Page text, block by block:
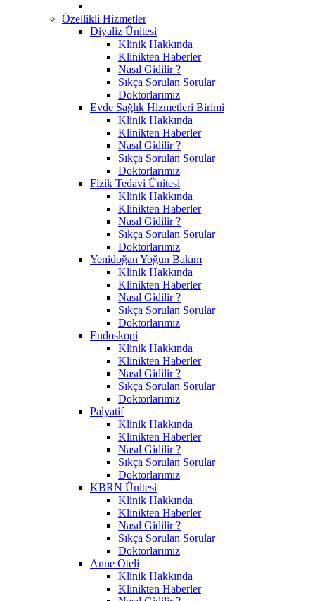
Özellikli Hizmetler
Diyaliz Ünitesi
Klinik Hakkında
Klinikten Haberler
Nasıl Gidilir ?
Sıkça Sorulan Sorular
Doktorlarımız
Evde Sağlık Hizmetleri Birimi
Klinik Hakkında
Klinikten Haberler
Nasıl Gidilir ?
Sıkça Sorulan Sorular
Doktorlarımız
Fizik Tedavi Ünitesi
Klinik Hakkında
Klinikten Haberler
Nasıl Gidilir ?
Sıkça Sorulan Sorular
Doktorlarımız
Yenidoğan Yoğun Bakım
Klinik Hakkında
Klinikten Haberler
Nasıl Gidilir ?
Sıkça Sorulan Sorular
Doktorlarımız
Endoskopi
Klinik Hakkında
Klinikten Haberler
Nasıl Gidilir ?
Sıkça Sorulan Sorular
Doktorlarımız
Palyatif
Klinik Hakkında
Klinikten Haberler
Nasıl Gidilir ?
Sıkça Sorulan Sorular
Doktorlarımız
KBRN Ünitesi
Klinik Hakkında
Klinikten Haberler
Nasıl Gidilir ?
Sıkça Sorulan Sorular
Doktorlarımız
Anne Oteli
Klinik Hakkında
Klinikten Haberler